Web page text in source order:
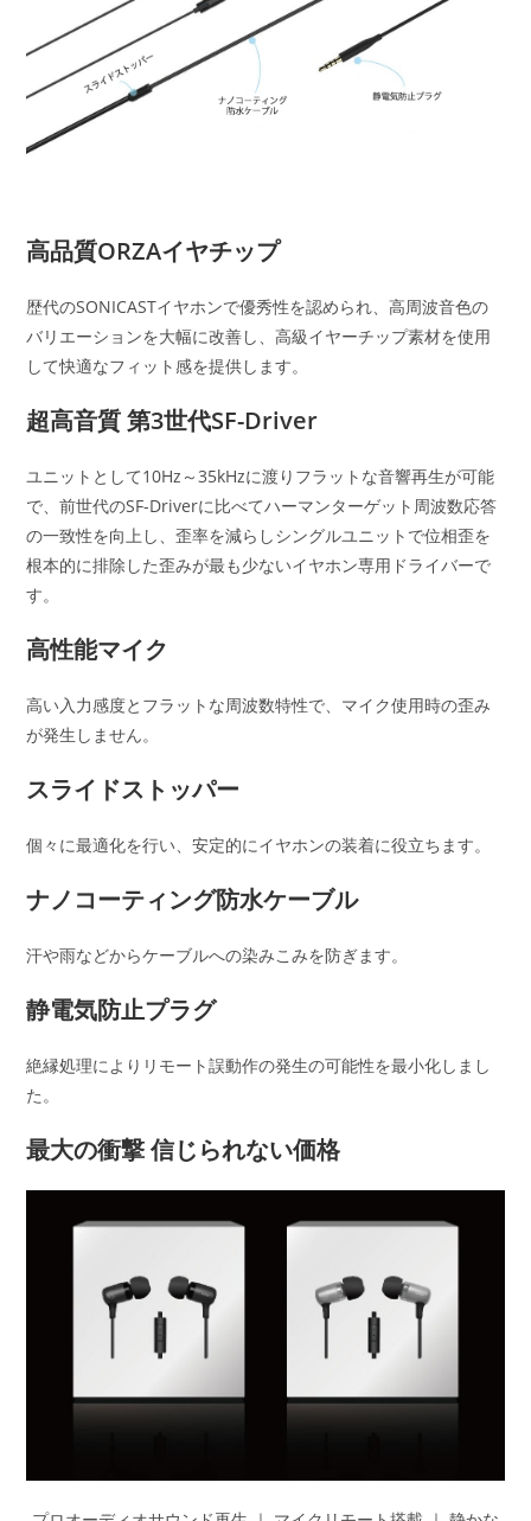
高品質ORZAイヤチップ
歴代のSONICASTイヤホンで優秀性を認められ、高周波音色の
バリエーションを大幅に改善し、高級イヤーチップ素材を使用
して快適なフィット感を提供します。
超高音質 第3世代SF-Driver
ユニットとして10Hz～35kHzに渡りフラットな音響再生が可能
で、前世代のSF-Driverに比べてハーマンターゲット周波数応答
の一致性を向上し、歪率を減らしシングルユニットで位相歪を
根本的に排除した歪みが最も少ないイヤホン専用ドライバーで
す。
高性能マイク
高い入力感度とフラットな周波数特性で、マイク使用時の歪み
が発生しません。
スライドストッパー
個々に最適化を行い、安定的にイヤホンの装着に役立ちます。
ナノコーティング防水ケーブル
汗や雨などからケーブルへの染みこみを防ぎます。
静電気防止プラグ
絶縁処理によりリモート誤動作の発生の可能性を最小化しまし
た。
最大の衝撃 信じられない価格